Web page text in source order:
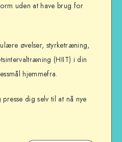
uden at have brug for
øvelser, styrketræning,
(HIIT) i din
hjemmefra.
dig selv til at nå nye